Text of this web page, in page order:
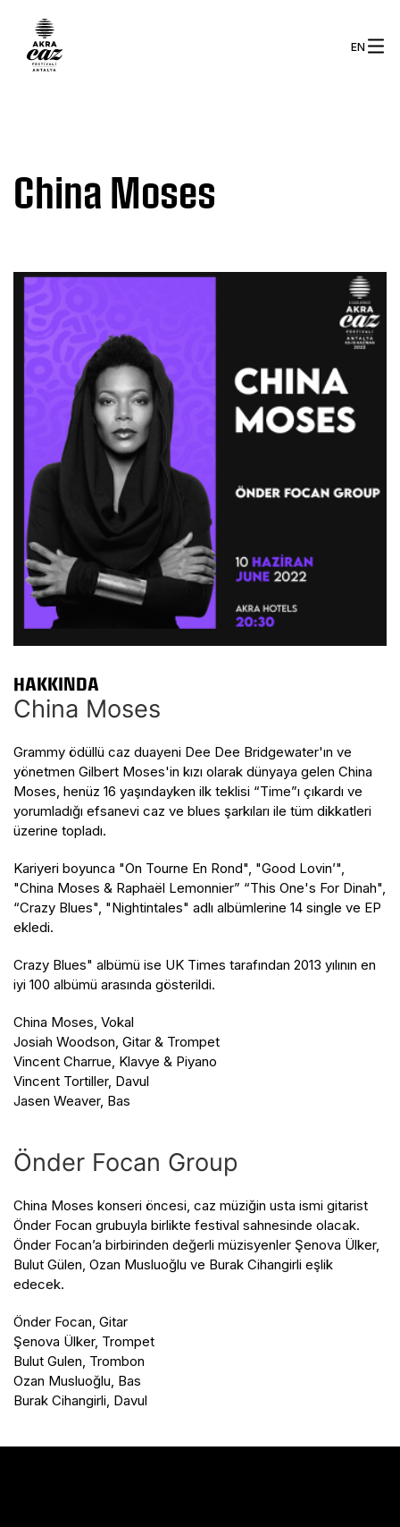
EN
China Moses
HAKKINDA
China Moses
Grammy ödüllü caz duayeni Dee Dee Bridgewater'ın ve
yönetmen Gilbert Moses'in kızı olarak dünyaya gelen China
Moses, henüz 16 yaşındayken ilk teklisi “Time”ı çıkardı ve
yorumladığı efsanevi caz ve blues şarkıları ile tüm dikkatleri
üzerine topladı.
Kariyeri boyunca "On Tourne En Rond", "Good Lovin’",
"China Moses & Raphaël Lemonnier” “This One's For Dinah",
“Crazy Blues", "Nightintales" adlı albümlerine 14 single ve EP
ekledi.
Crazy Blues" albümü ise UK Times tarafından 2013 yılının en
iyi 100 albümü arasında gösterildi.
China Moses, Vokal
Josiah Woodson, Gitar & Trompet
Vincent Charrue, Klavye & Piyano
Vincent Tortiller, Davul
Jasen Weaver, Bas
Önder Focan Group
China Moses konseri öncesi, caz müziğin usta ismi gitarist
Önder Focan grubuyla birlikte festival sahnesinde olacak.
Önder Focan’a birbirinden değerli müzisyenler Şenova Ülker,
Bulut Gülen, Ozan Musluoğlu ve Burak Cihangirli eşlik
edecek.
Önder Focan, Gitar
Şenova Ülker, Trompet
Bulut Gulen, Trombon
Ozan Musluoğlu, Bas
Burak Cihangirli, Davul